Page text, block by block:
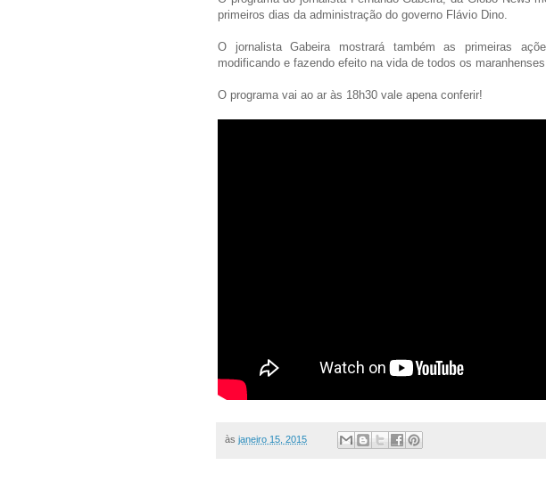
primeiros dias da administração do governo Flávio Dino.
O jornalista Gabeira mostrará também as primeiras
modificando e fazendo efeito na vida de todos os maranhenses.
O programa vai ao ar às 18h30 vale apena conferir!
às janeiro 15, 2015